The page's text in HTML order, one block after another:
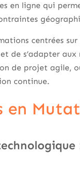
en ligne qui
centrées
de s’adapter
de projet agile,
continue.
en